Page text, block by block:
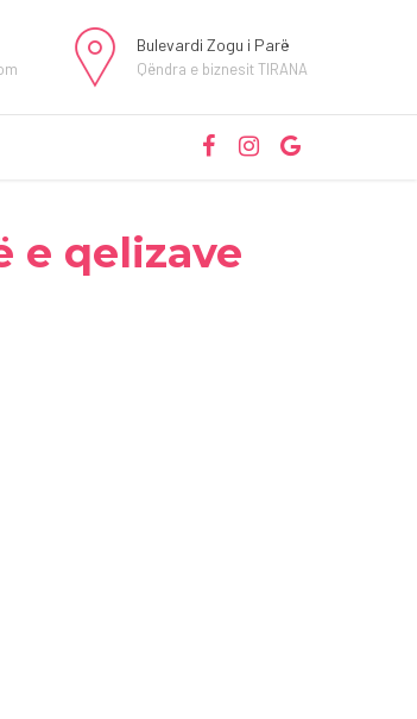
Bulevardi Zogu i Parë
Qëndra e biznesit TIRANA
e qelizave